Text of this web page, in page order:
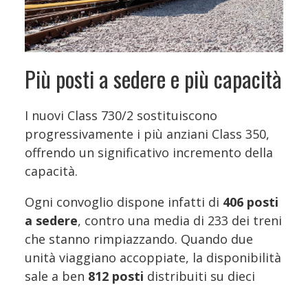
Più posti a sedere e più capacità
I nuovi Class 730/2 sostituiscono
progressivamente i più anziani Class 350,
offrendo un significativo incremento della
capacità.
Ogni convoglio dispone infatti di 406 posti
a sedere, contro una media di 233 dei treni
che stanno rimpiazzando. Quando due
unità viaggiano accoppiate, la disponibilità
sale a ben 812 posti distribuiti su dieci